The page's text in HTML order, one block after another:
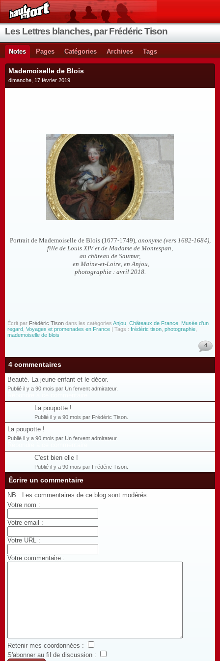
Les Lettres blanches, par Frédéric Tison
Notes Pages Catégories Archives Tags
Mademoiselle de Blois
dimanche, 17 février 2019
Portrait de Mademoiselle de Blois(1677-1749), anonyme (vers 1682-1684),
fille de Louis XIV et de Madame de Montespan,
au château de Saumur,
en Maine-et-Loire, en Anjou,
photographie : avril 2018.
Écrit par Frédéric Tison dans les catégories Anjou Châteaux de France Musée d'un
regard Voyages et promenades en France | Tags : frédéric tison photographie
mademoiselle de blois
4
4 commentaires
Beauté. La jeune enfant et le décor.
Publié il y a 90 mois par Un fervent admirateur.
La poupotte !
Publié il y a 90 mois par Frédéric Tison.
La poupotte !
Publié il y a 90 mois par Un fervent admirateur.
C'est bien elle !
Publié il y a 90 mois par Frédéric Tison.
Écrire un commentaire
NB : Les commentaires de ce blog sont modérés.
Votre nom :
Votre email :
Votre URL :
Votre commentaire :
Retenir mes coordonnées :
S'abonner au fil de discussion :